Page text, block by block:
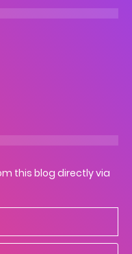
this blog directly via